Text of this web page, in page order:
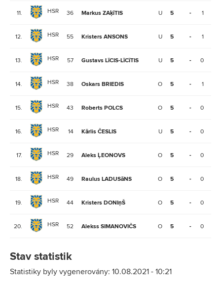
11. HSR 36 Markus ZAķīTIS U 5 - 1
12. HSR 55 Kristers ANSONS U 5 - 1
13. HSR 57 Gustavs LīCIS-LīCīTIS U 5 - 0
14. HSR 38 Oskars BRIEDIS O 5 - 1
15. HSR 43 Roberts POLCS O 5 - 0
16. HSR 14 Kārlis ČESLIS U 5 - 0
17. HSR 29 Aleks ĻEONOVS O 5 - 0
18. HSR 49 Raulus LADUSāNS O 5 - 0
19. HSR 44 Kristers DONIņŠ O 5 - 0
20. HSR 52 Alekss SIMANOVIČS O 5 - 0
Stav statistik
Statistiky byly vygenerovány: 10.08.2021 - 10:21